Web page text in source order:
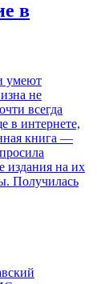
в
умеют
не
всегда
в интернете,
книга —
издания на их
Получилась